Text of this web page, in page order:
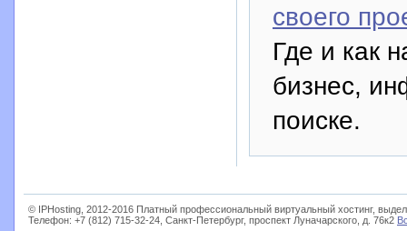
своего
Где и как
бизнес,
поиске.
© IPHosting, 2012-2016 Платный профессиональный виртуальный хостинг,
Телефон: +7 (812) 715-32-24, Санкт-Петербург, проспект Луначарского, д. 76к2